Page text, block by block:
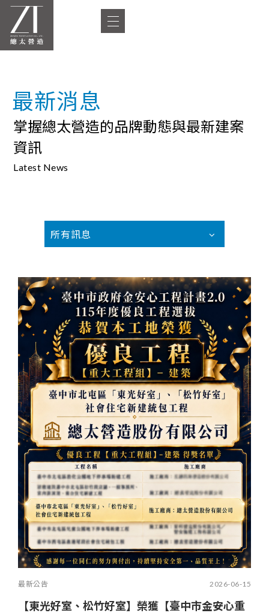
最新消息
掌握總太營造的品牌動態與最新建案
資訊
Latest News
所有訊息
最新公告 2026-06-15
【東光好室、松竹好室】榮獲【臺中市金安心重